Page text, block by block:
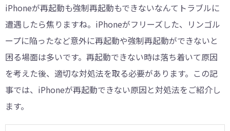
iPhoneが再起動も強制再起動もできないなんてトラブルに
遭遇したら焦りますね。iPhoneがフリーズした、リンゴル
ープに陥ったなど意外に再起動や強制再起動ができないと
困る場面は多いです。再起動できない時は落ち着いて原因
を考えた後、適切な対処法を取る必要があります。この記
事では、iPhoneが再起動できない原因と対処法をご紹介し
ます。